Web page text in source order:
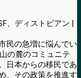
、ディストピアン |
民の急増に悩んでい
の麓のコミュニテ
日本からの移民であ
、その政策を推進す